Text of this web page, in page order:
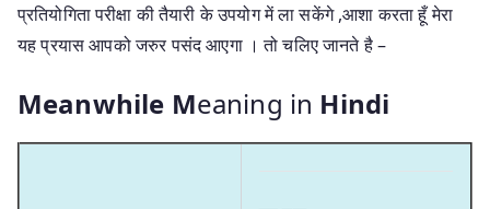
प्रतियोगिता परीक्षा की तैयारी के उपयोग में ला सकेंगे ,आशा करता हूँ मेरा
यह प्रयास आपको जरुर पसंद आएगा । तो चलिए जानते है –
Meanwhile Meaning in Hindi